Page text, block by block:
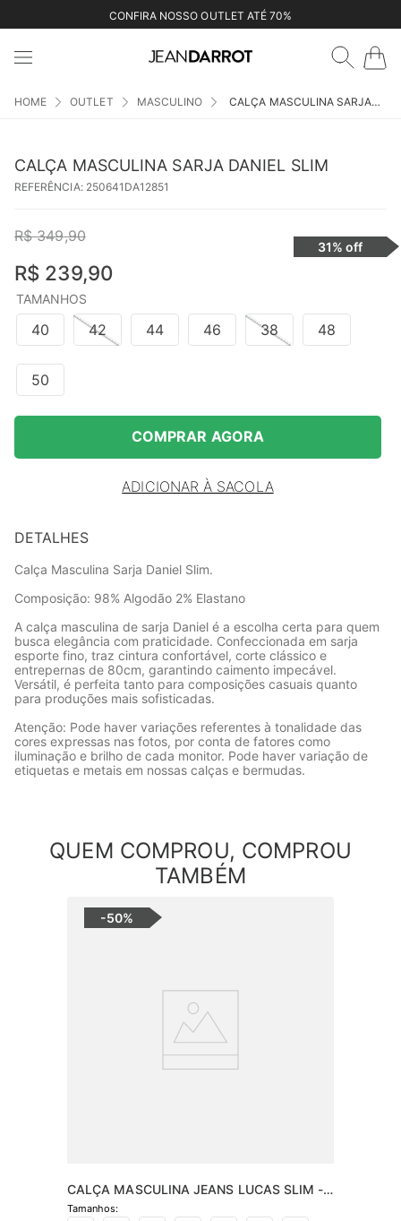
CONFIRA NOSSO OUTLET ATÉ 70%
OUTLET MASCULINO CALÇA MASCULINA SARJA DANIEL SLIM
CALÇA MASCULINA SARJA DANIEL SLIM
REFERÊNCIA: 250641DA12851
R$ 349,90
R$ 239,90
31% off
TAMANHOS
40 42 44 46 38 48
50
COMPRAR AGORA
ADICIONAR À SACOLA
DETALHES
Calça Masculina Sarja Daniel Slim.
Composição: 98% Algodão 2% Elastano
A calça masculina de sarja Daniel é a escolha certa para quem
busca elegância com praticidade. Confeccionada em sarja
esporte fino, traz cintura confortável, corte clássico e
entrepernas de 80cm, garantindo caimento impecável.
Versátil, é perfeita tanto para composições casuais quanto
para produções mais sofisticadas.
Atenção: Pode haver variações referentes à tonalidade das
cores expressas nas fotos, por conta de fatores como
iluminação e brilho de cada monitor. Pode haver variação de
etiquetas e metais em nossas calças e bermudas.
QUEM COMPROU, COMPROU
TAMBÉM
-50%
CALÇA MASCULINA JEANS LUCAS SLIM -
JEANS ESCURO